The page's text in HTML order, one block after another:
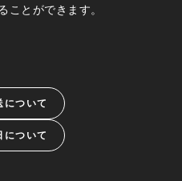
ことができます。
について
について